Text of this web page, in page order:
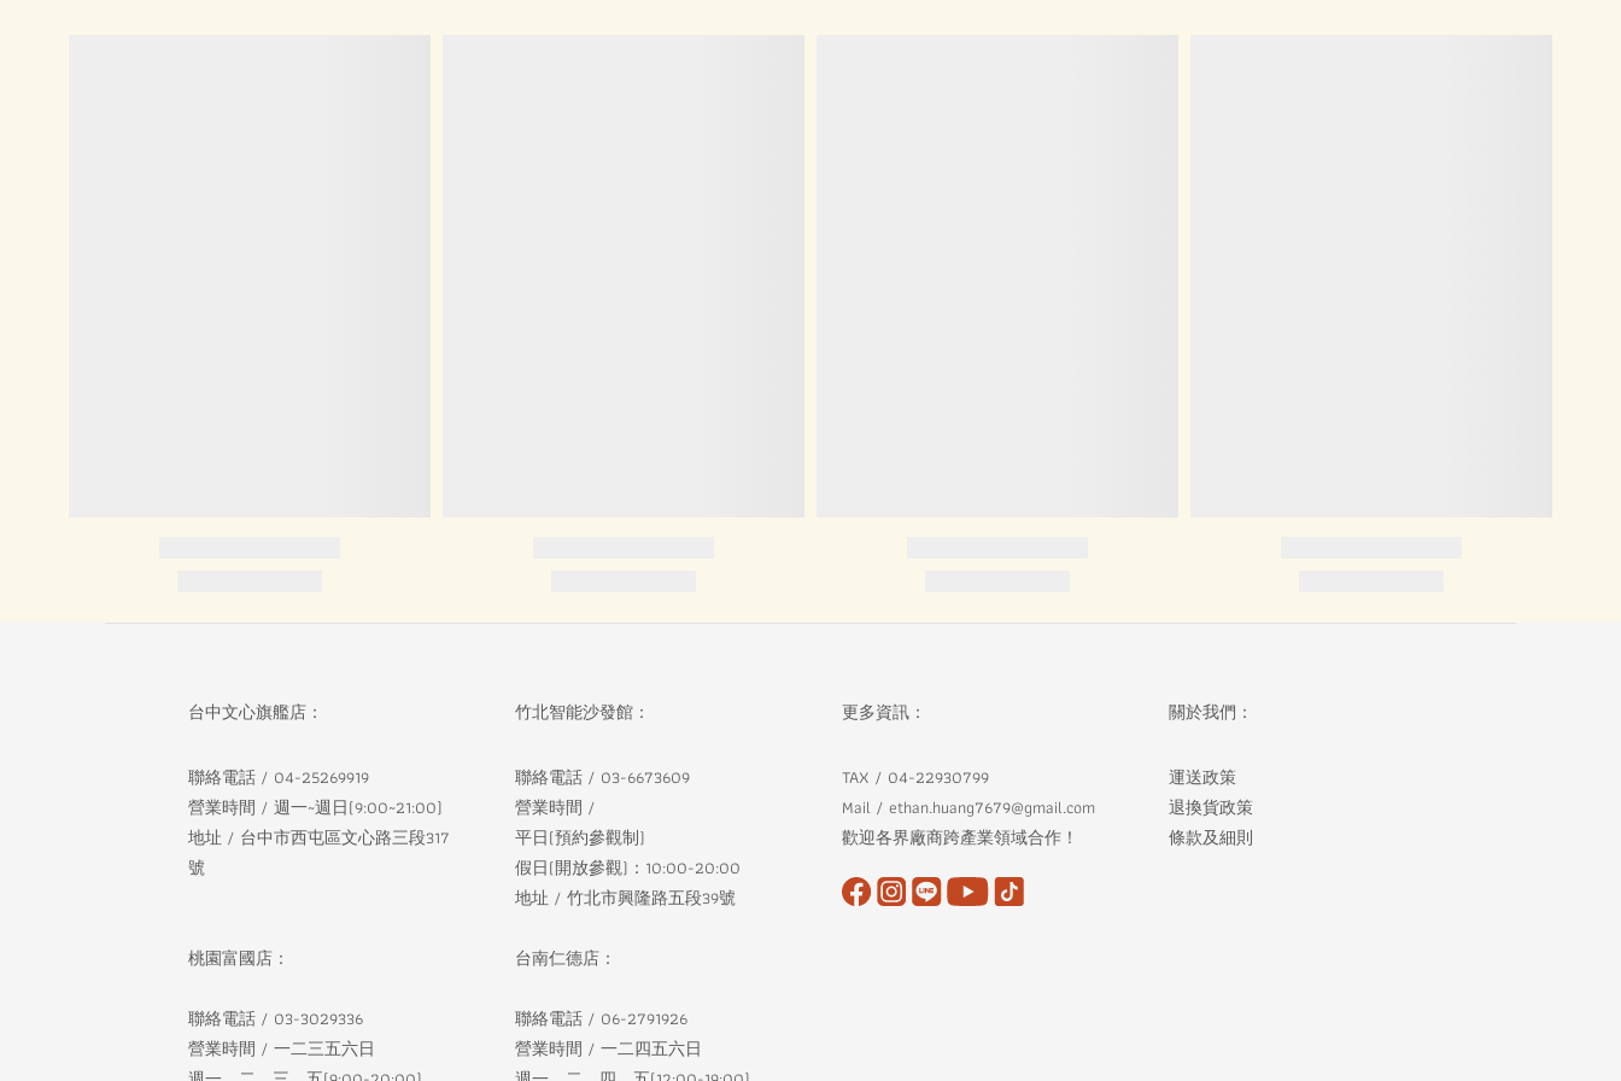
台中文心旗艦店：
聯絡電話 / 04-25269919
營業時間 / 週一~週日(9:00~21:00)
地址 / 台中市西屯區文心路三段317
號
桃園富國店：
聯絡電話 / 03-3029336
營業時間 / 一二三五六日
竹北智能沙發館：
聯絡電話 / 03-6673609
營業時間 /
平日(預約參觀制)
假日(開放參觀)：10:00-20:00
地址 / 竹北市興隆路五段39號
台南仁德店：
聯絡電話 / 06-2791926
營業時間 / 一二四五六日
更多資訊：
TAX / 04-22930799
Mail / ethan.huang7679@gmail.com
歡迎各界廠商跨產業領域合作！
關於我們：
運送政策
退換貨政策
條款及細則